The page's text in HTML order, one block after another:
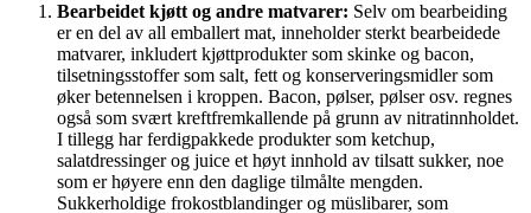
Bearbeidet kjøtt og andre matvarer: Selv om bearbeiding
er en del av all emballert mat, inneholder sterkt bearbeidede
matvarer, inkludert kjøttprodukter som skinke og bacon,
tilsetningsstoffer som salt, fett og konserveringsmidler som
øker betennelsen i kroppen. Bacon, pølser, pølser osv. regnes
også som svært kreftfremkallende på grunn av nitratinnholdet.
I tillegg har ferdigpakkede produkter som ketchup,
salatdressinger og juice et høyt innhold av tilsatt sukker, noe
som er høyere enn den daglige tilmålte mengden.
Sukkerholdige frokostblandinger og müslibarer, som